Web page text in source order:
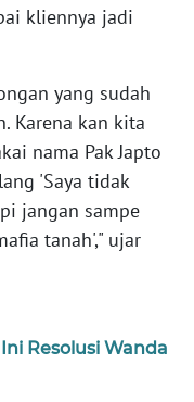
kliennya jadi
yang sudah
Karena kan kita
nama Pak Japto
'Saya tidak
jangan sampe
tanah'," ujar
Resolusi Wanda